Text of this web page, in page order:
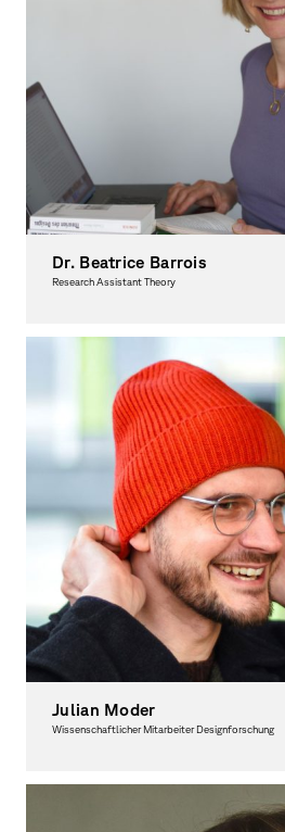
Dr. Beatrice Barrois
Research Assistant Theory
Julian Moder
Wissenschaftlicher Mitarbeiter Designforschung